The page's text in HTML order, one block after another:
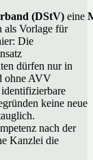
(DStV) eine
als Vorlage für
Die
dürfen nur in
ohne AVV
keine neue
nach der
Kanzlei die